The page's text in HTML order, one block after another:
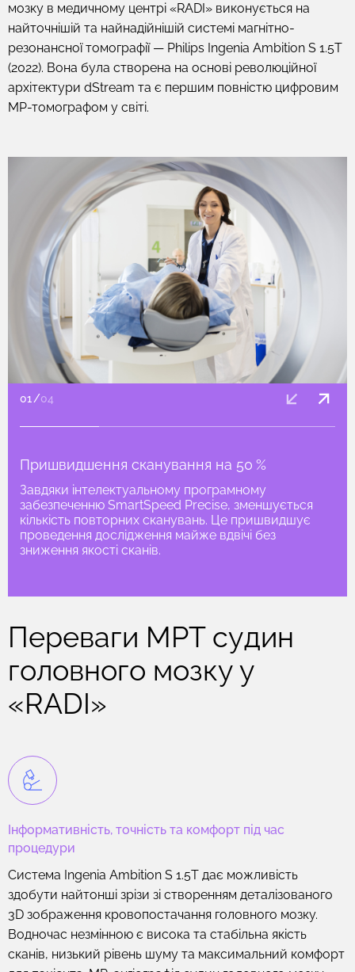
мозку в медичному центрі «RADI» виконується на
найточнішій та найнадійнішій системі магнітно-
резонансної томографії — Philips Ingenia Ambition S 1.5T
(2022). Вона була створена на основі революційної
архітектури dStream та є першим повністю цифровим
МР-томографом у світі.
Пришвидшення сканування на 50 %
Завдяки інтелектуальному програмному
забезпеченню SmartSpeed Precise, зменшується
кількість повторних сканувань. Це пришвидшує
проведення дослідження майже вдвічі без
зниження якості сканів.
01/04
Переваги МРТ судин
головного мозку у
«RADI»
Інформативність, точність та комфорт під час
процедури
Система Ingenia Ambition S 1.5T дає можливість
здобути найтонші зрізи зі створенням деталізованого
3D зображення кровопостачання головного мозку.
Водночас незмінною є висока та стабільна якість
сканів, низький рівень шуму та максимальний комфорт